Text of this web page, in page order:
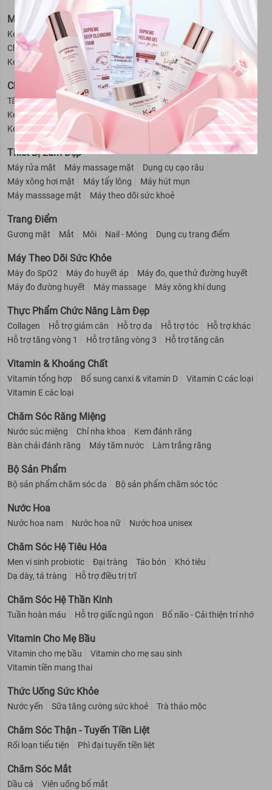
Mỹ Phẩm Cho Bé
Kem trị hăm cho bé Sữa tắm - Dầu gội cho bé
Phấn rôm cho bé
Chống muỗi - Côn trùng cho bé
Nước hoa cho bé
Kem chống nắng - Dưỡng ẩm cho bé
Giữ ấm cho bé
Chăm Sóc Cơ Thể
Tẩy da chết Kem dưỡng thể Khử mùi
Kem chống nắng
Kem massage mặt
Kem trị thâm nách
Se khít lỗ chân lông
Kem tan mỡ bụng
Kem tẩy lông
Thiết Bị Làm Đẹp
Máy rửa mặt Máy massage mặt
Dụng cụ cạo râu
Máy xông hơi mặt
Máy tẩy lông
Máy hút mụn
Máy masssage mặt
Máy theo dõi sức khoẻ
Trang Điểm
Gương mặt Mắt Môi Nail - Móng Dụng cụ trang điểm
Máy Theo Dõi Sức Khỏe
Máy đo SpO2 Máy đo huyết áp
Máy đo, que thử đường huyết
Máy đo đường huyết
Máy massage Máy xông khí dung
Thực Phẩm Chức Năng Làm Đẹp
Collagen Hỗ trợ giảm cân Hỗ trợ da Hỗ trợ tóc
Hỗ trợ khác
Hỗ trợ tăng vòng 1
Hỗ trợ tăng vòng 3 Hỗ trợ tăng cân
Vitamin & Khoáng Chất
Vitamin tổng hợp Bổ sung canxi & vitamin D
Vitamin C các loại
Vitamin E các loại
Chăm Sóc Răng Miệng
Nước súc miệng Chỉ nha khoa
Kem đánh răng
Bàn chải đánh răng
Máy tăm nước Làm trắng răng
Bộ Sản Phẩm
Bộ sản phẩm chăm sóc da Bộ sản phẩm chăm sóc tóc
Nước Hoa
Nước hoa nam Nước hoa nữ Nước hoa unisex
Chăm Sóc Hệ Tiêu Hóa
Men vi sinh probiotic Đại tràng Táo bón
Khó tiêu
Dạ dày, tá tràng
Hỗ trợ điều trị trĩ
Chăm Sóc Hệ Thần Kinh
Tuần hoàn máu Hỗ trợ giấc ngủ ngon Bổ não - Cải thiện trí nhớ
Vitamin Cho Mẹ Bầu
Vitamin cho mẹ bầu
Vitamin cho mẹ sau sinh
Vitamin tiền mang thai
Thức Uống Sức Khỏe
Nước yến Sữa tăng cường sức khoẻ Trà thảo mộc
Chăm Sóc Thận - Tuyến Tiền Liệt
Rối loạn tiểu tiện Phì đại tuyến tiền liệt
Chăm Sóc Mắt
Dầu cá Viên uống bổ mắt